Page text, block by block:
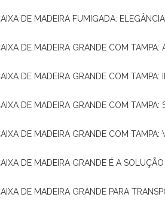
CAIXA DE MADEIRA FUMIGADA:
CAIXA DE MADEIRA GRANDE COM
CAIXA DE MADEIRA GRANDE COM TAMPA:
CAIXA DE MADEIRA GRANDE COM
CAIXA DE MADEIRA GRANDE COM
CAIXA DE MADEIRA GRANDE É A
CAIXA DE MADEIRA GRANDE PARA